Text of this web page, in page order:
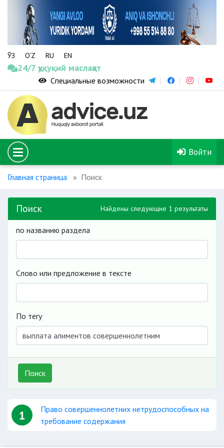
ЎЗ O‘Z RU EN
24/7 ҳуқуқий маслаҳат
Специальные возможности
Войти
Главная страница Поиск
Поиск Найдены следующие 1 результаты
по названию раздела
Слово или предложение в тексте
По тегу
Поиск
1
Право совершеннолетних нетрудоспособных на
требование содержания